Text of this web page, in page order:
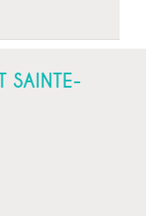
SAINTE-